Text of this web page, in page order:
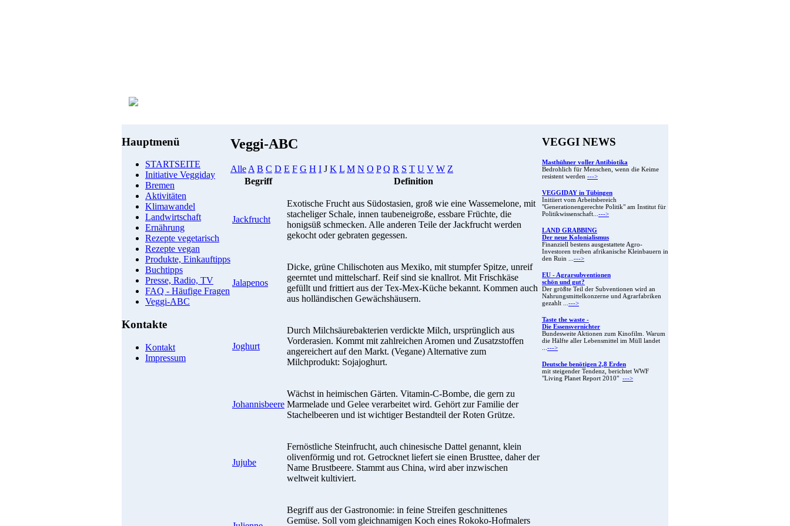
Hauptmenü
STARTSEITE
Initiative Veggiday
Bremen
Aktivitäten
Klimawandel
Landwirtschaft
Ernährung
Rezepte vegetarisch
Rezepte vegan
Produkte, Einkauftipps
Buchtipps
Presse, Radio, TV
FAQ - Häufige Fragen
Veggi-ABC
Kontakte
Kontakt
Impressum
Veggi-ABC
Alle A B C D E F G H I J K L M N O P Q R S T U V W Z
Begriff
Definition
Jackfrucht
Exotische Frucht aus Südostasien, groß wie eine Wassemelone, mit
stacheliger Schale, innen taubeneigroße, essbare Früchte, die
honigsüß schmecken. Alle anderen Teile der Jackfrucht werden
gekocht oder gebraten gegessen.
Jalapenos
Dicke, grüne Chilischoten aus Mexiko, mit stumpfer Spitze, unreif
geerntet und mittelscharf. Reif sind sie knallrot. Mit Frischkäse
gefüllt und frittiert aus der Tex-Mex-Küche bekannt. Kommen auch
aus holländischen Gewächshäusern.
Joghurt
Durch Milchsäurebakterien verdickte Milch, ursprünglich aus
Vorderasien. Kommt mit zahlreichen Aromen und Zusatzstoffen
angereichert auf den Markt. (Vegane) Alternative zum
Milchprodukt: Sojajoghurt.
Johannisbeere
Wächst in heimischen Gärten. Vitamin-C-Bombe, die gern zu
Marmelade und Gelee verarbeitet wird. Gehört zur Familie der
Stachelbeeren und ist wichtiger Bestandteil der Roten Grütze.
Jujube
Fernöstliche Steinfrucht, auch chinesische Dattel genannt, klein
olivenförmig und rot. Getrocknet liefert sie einen Brusttee, daher der
Name Brustbeere. Stammt aus China, wird aber inzwischen
weltweit kultiviert.
Begriff aus der Gastronomie: in feine Streifen geschnittenes
Gemüse. Soll vom gleichnamigen Koch eines Rokoko-Hofmalers
VEGGI NEWS
Masthühner voller Antibiotika
Bedrohlich für Menschen, wenn die Keime
resistent werden --->
VEGGIDAY in Tübingen
Initiiert vom Arbeitsbereich
"Generationengerechte Politik" am Institut für
Politikwissenschaft...--->
LAND GRABBING
Der neue Kolonialismus
Finanziell bestens ausgestattete Agro-
Investoren treiben afrikanische Kleinbauern in
den Ruin ...--->
EU - Agrarsubventionen
schön und gut?
Der größte Teil der Subventionen wird an
Nahrungsmittelkonzerne und Agrarfabriken
gezahlt ...--->
Taste the waste -
Die Essensvernichter
Bundesweite Aktionen zum Kinofilm. Warum
die Hälfte aller Lebensmittel im Müll landet
...--->
Deutsche benötigen 2,8 Erden
mit steigender Tendenz, berichtet WWF
"Living Planet Report 2010" --->